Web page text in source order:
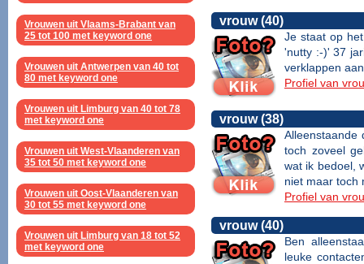
Vrouwen uit Vlaams-Brabant van
25 tot 100 met keyword one
Vrouwen uit Antwerpen van 40 tot
80 met keyword one
Vrouwen uit Limburg van 40 tot 78
met keyword one
Vrouwen uit West-Vlaanderen van
35 tot 50 met keyword one
Vrouwen uit Oost-Vlaanderen van
30 tot 55 met keyword one
Vrouwen uit Limburg van 18 tot 52
met keyword one
vrouw (40)
Je staat op
'nutty :-)' 37
verklappen
Profiel van
vrouw (38)
Alleenstaande
toch zoveel
wat ik bedoel,
niet maar toch
Profiel van
vrouw (40)
Ben
leuke